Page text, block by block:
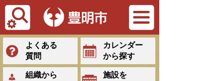
Tiếng Việt
よくある
質問
カレンダー
から探す
組織から
施設を